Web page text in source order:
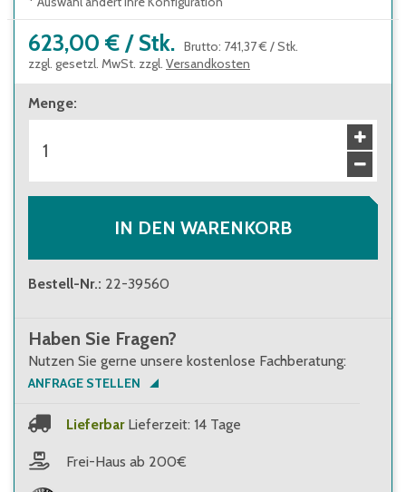
623,00 € / Stk. Brutto: 741,37 € /Stk.
zzgl. gesetzl. MwSt. zzgl. Versandkosten
Menge:
IN DEN WARENKORB
Bestell-Nr.: 22-39560
Haben Sie Fragen?
Nutzen Sie gerne unsere kostenlose Fachberatung:
ANFRAGE STELLEN
Lieferbar Lieferzeit: 14 Tage
Frei-Haus ab 200€